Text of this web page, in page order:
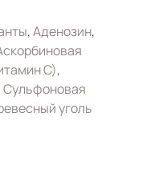
,Аденозин,
С),
Сульфоновая
уголь